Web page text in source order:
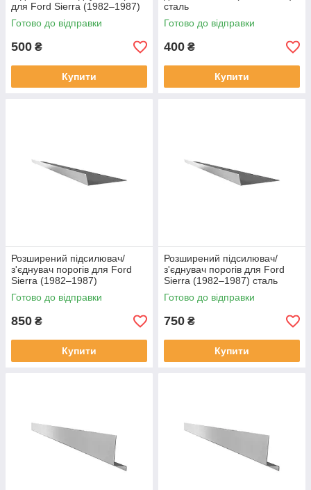
для Ford Sierra (1982–1987)
Готово до відправки
500 ₴
Купити
сталь
Готово до відправки
400 ₴
Купити
Розширений підсилювач/
з'єднувач порогів для Ford
Sierra (1982–1987)
Готово до відправки
850 ₴
Купити
Розширений підсилювач/
з'єднувач порогів для Ford
Sierra (1982–1987) сталь
Готово до відправки
750 ₴
Купити